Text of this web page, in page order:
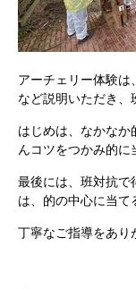
アーチェリー体験
など説明いただき、
はじめは、なかな
んコツをつかみ的に
最後には、班対抗で
は、的の中心に当て
丁寧なご指導をあり